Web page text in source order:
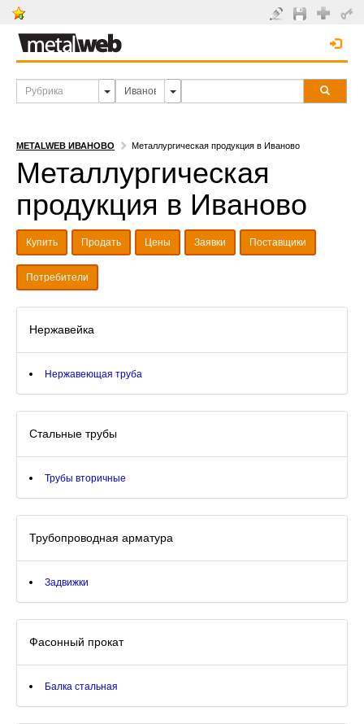
METALWEB ИВАНОВО Металлургическая продукция в Иваново
Металлургическая
продукция в Иваново
Купить Продать Цены Заявки Поставщики
Потребители
Нержавейка
Нержавеющая труба
Стальные трубы
Трубы вторичные
Трубопроводная арматура
Задвижки
Фасонный прокат
Балка стальная